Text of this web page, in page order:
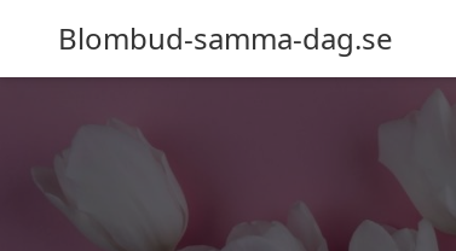
Blombud-samma-dag.se